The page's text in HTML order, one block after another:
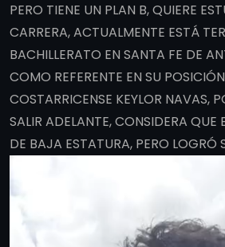
PERO TIENE UN PLAN B, QUIERE
CARRERA, ACTUALMENTE ESTÁ
BACHILLERATO EN SANTA FE DE
COMO REFERENTE EN SU
COSTARRICENSE KEYLOR NAVAS,
SALIR ADELANTE, CONSIDERA QUE
DE BAJA ESTATURA, PERO LOGRÓ